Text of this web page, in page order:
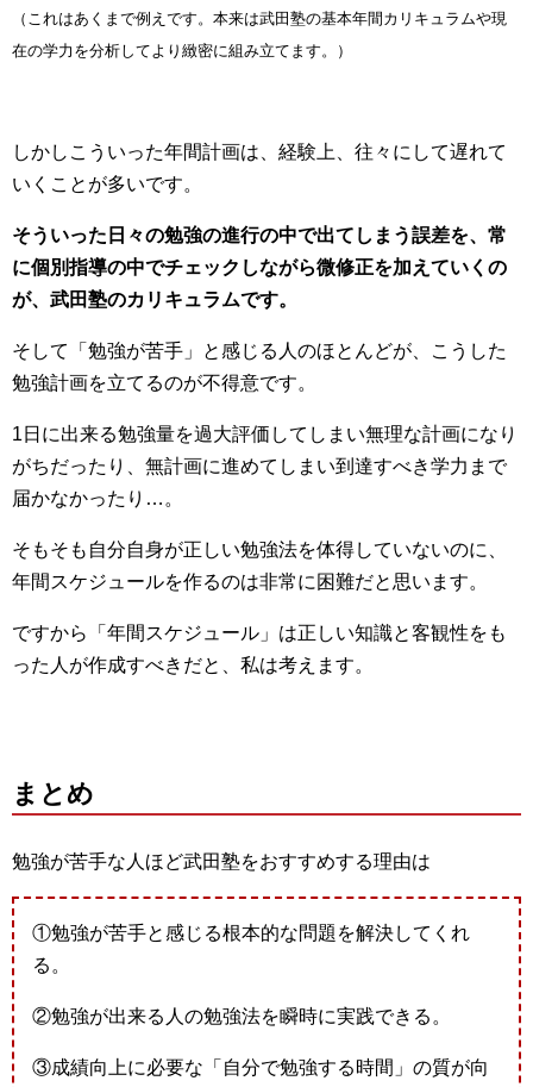
（これはあくまで例えです。本来は武田塾の基本年間カリキュラムや現
在の学力を分析してより緻密に組み立てます。）
しかしこういった年間計画は、経験上、往々にして遅れて
いくことが多いです。
そういった日々の勉強の進行の中で出てしまう誤差を、常
に個別指導の中でチェックしながら微修正を加えていくの
が、武田塾のカリキュラムです。
そして「勉強が苦手」と感じる人のほとんどが、こうした
勉強計画を立てるのが不得意です。
1日に出来る勉強量を過大評価してしまい無理な計画になり
がちだったり、無計画に進めてしまい到達すべき学力まで
届かなかったり…。
そもそも自分自身が正しい勉強法を体得していないのに、
年間スケジュールを作るのは非常に困難だと思います。
ですから「年間スケジュール」は正しい知識と客観性をも
った人が作成すべきだと、私は考えます。
まとめ
勉強が苦手な人ほど武田塾をおすすめする理由は
①勉強が苦手と感じる根本的な問題を解決してくれ
る。
②勉強が出来る人の勉強法を瞬時に実践できる。
③成績向上に必要な「自分で勉強する時間」の質が向